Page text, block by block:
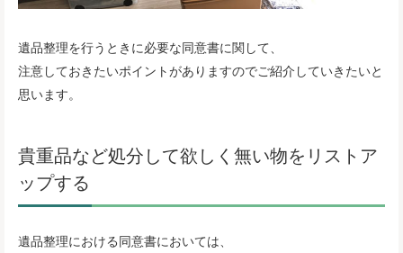
遺品整理を行うときに必要な同意書に関して、
注意しておきたいポイントがありますのでご紹介していきたいと
思います。
貴重品など処分して欲しく無い物をリストア
ップする
遺品整理における同意書においては、